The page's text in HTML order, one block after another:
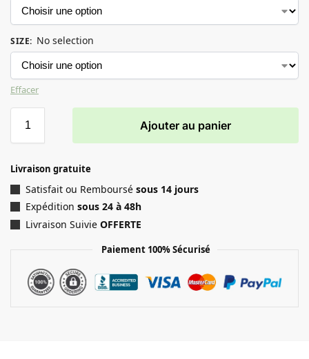
SIZE: No selection
Effacer
Ajouter au panier
Livraison gratuite
Satisfait ou Remboursé sous 14 jours
Expédition sous 24 à 48h
Livraison Suivie OFFERTE
Paiement 100% Sécurisé